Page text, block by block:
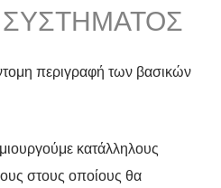
περιγραφή των βασικών
κατάλληλους
στους οποίους θα